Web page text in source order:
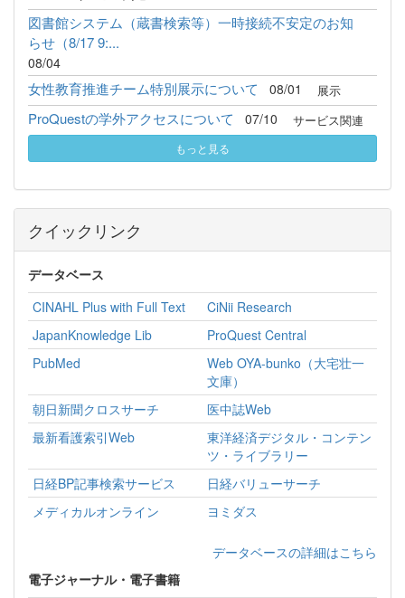
図書館システム（蔵書検索等）一時接続不安定のお知
らせ（8/17 9:...
08/04
女性教育推進チーム特別展示について 08/01 展示
ProQuestの学外アクセスについて 07/10 サービス関連
もっと見る
クイックリンク
データベース
CINAHL Plus with Full Text
CiNii Research
JapanKnowledge Lib
ProQuest Central
PubMed
Web OYA-bunko（大宅壮一
文庫）
朝日新聞クロスサーチ
医中誌Web
最新看護索引Web
東洋経済デジタル・コンテン
ツ・ライブラリー
日経BP記事検索サービス
日経バリューサーチ
メディカルオンライン
ヨミダス
データベースの詳細はこちら
電子ジャーナル・電子書籍